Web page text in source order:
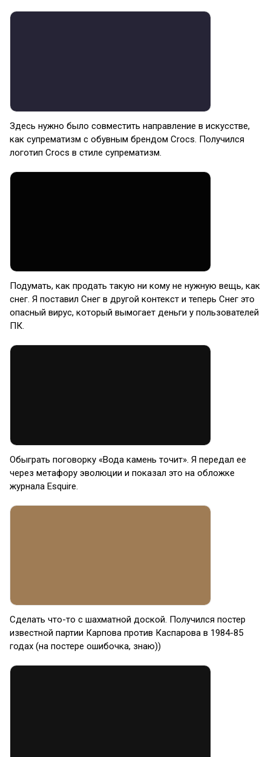
Здесь нужно было совместить направление в искусстве,
как супрематизм с обувным брендом Crocs. Получился
логотип Crocs в стиле супрематизм.
Подумать, как продать такую ни кому не нужную вещь, как
снег. Я поставил Снег в другой контекст и теперь Снег это
опасный вирус, который вымогает деньги у пользователей
ПК.
Обыграть поговорку «Вода камень точит». Я передал ее
через метафору эволюции и показал это на обложке
журнала Esquire.
Сделать что-то с шахматной доской. Получился постер
известной партии Карпова против Каспарова в 1984-85
годах (на постере ошибочка, знаю))